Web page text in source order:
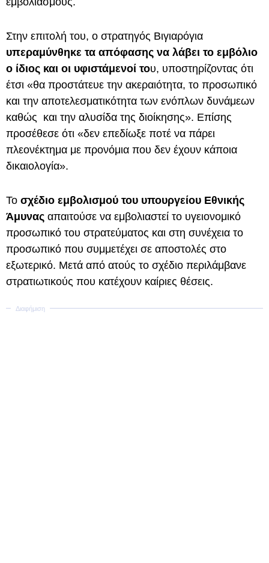
Στην επιτολή του, ο στρατηγός Βιγιαρόγια
υπεραμύνθηκε τα απόφασης να λάβει το εμβόλιο
ο ίδιος και οι υφιστάμενοί του, υποστηρίζοντας ότι
έτσι «θα προστάτευε την ακεραιότητα, το προσωπικό
και την αποτελεσματικότητα των ενόπλων δυνάμεων
καθώς και την αλυσίδα της διοίκησης». Επίσης
προσέθεσε ότι «δεν επεδίωξε ποτέ να πάρει
πλεονέκτημα με προνόμια που δεν έχουν κάποια
δικαιολογία».
Το σχέδιο εμβολισμού του υπουργείου Εθνικής
Άμυνας απαιτούσε να εμβολιαστεί το υγειονομικό
προσωπικό του στρατεύματος και στη συνέχεια το
προσωπικό που συμμετέχει σε αποστολές στο
εξωτερικό. Μετά από ατούς το σχέδιο περιλάμβανε
στρατιωτικούς που κατέχουν καίριες θέσεις.